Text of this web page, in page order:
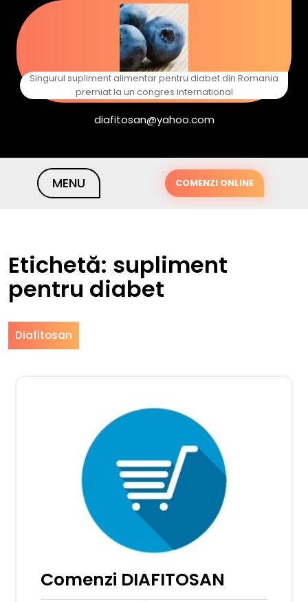
content
Singurul supliment alimentar pentru diabet din Romania
premiat la un congres international
diafitosan@yahoo.com
MENU COMENZI ONLINE
Etichetă: supliment
pentru diabet
Diafitosan
Comenzi DIAFITOSAN